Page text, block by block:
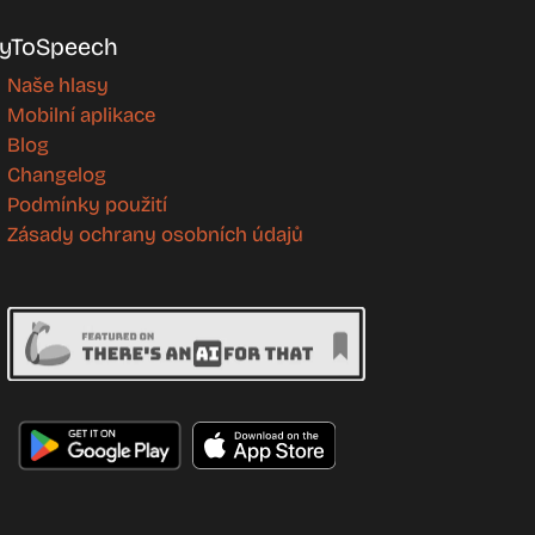
Naše hlasy
Mobilní aplikace
Blog
Changelog
Podmínky použití
Zásady ochrany osobních údajů